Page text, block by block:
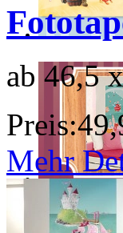
ab 46,5
Preis:
Mehr